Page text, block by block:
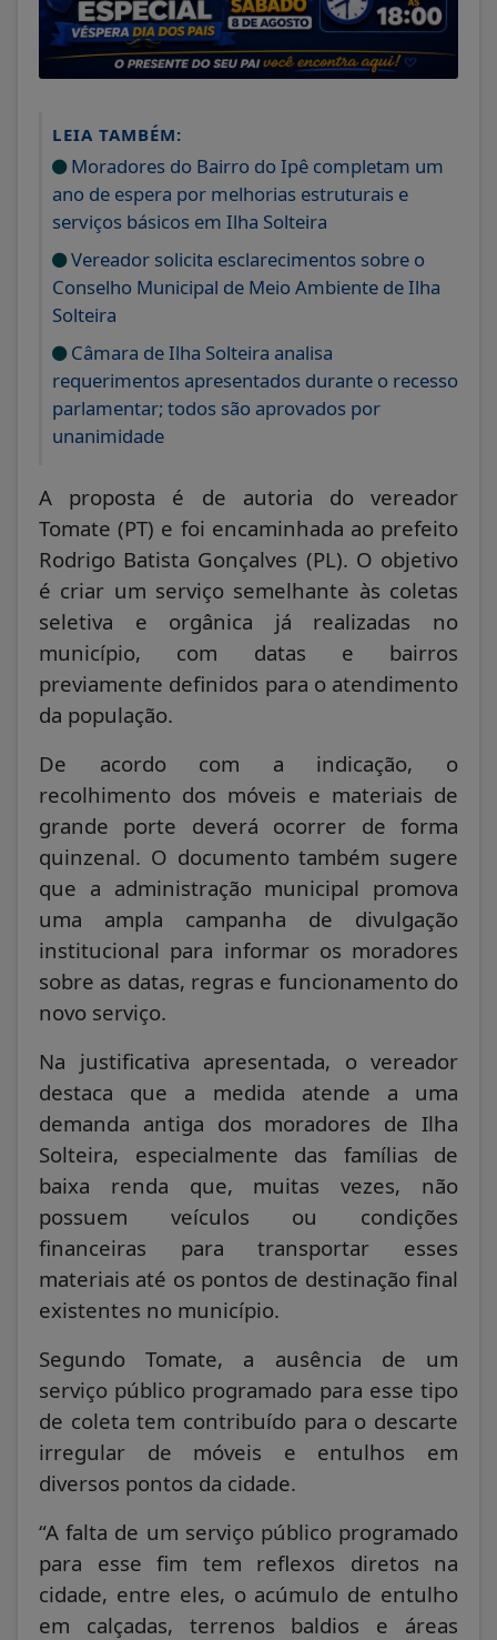
LEIA TAMBÉM:
Moradores do Bairro do Ipê completam um
ano de espera por melhorias estruturais e
serviços básicos em Ilha Solteira
Vereador solicita esclarecimentos sobre o
Conselho Municipal de Meio Ambiente de Ilha
Solteira
Câmara de Ilha Solteira analisa
requerimentos apresentados durante o recesso
parlamentar; todos são aprovados por
unanimidade
A proposta é de autoria do vereador
Tomate (PT) e foi encaminhada ao prefeito
Rodrigo Batista Gonçalves (PL). O objetivo
é criar um serviço semelhante às coletas
seletiva e orgânica já realizadas no
município, com datas e bairros
previamente definidos para o atendimento
da população.
De acordo com a indicação, o
recolhimento dos móveis e materiais de
grande porte deverá ocorrer de forma
quinzenal. O documento também sugere
que a administração municipal promova
uma ampla campanha de divulgação
institucional para informar os moradores
sobre as datas, regras e funcionamento do
novo serviço.
Na justificativa apresentada, o vereador
destaca que a medida atende a uma
demanda antiga dos moradores de Ilha
Solteira, especialmente das famílias de
baixa renda que, muitas vezes, não
possuem veículos ou condições
financeiras para transportar esses
materiais até os pontos de destinação final
existentes no município.
Segundo Tomate, a ausência de um
serviço público programado para esse tipo
de coleta tem contribuído para o descarte
irregular de móveis e entulhos em
diversos pontos da cidade.
“A falta de um serviço público programado
para esse fim tem reflexos diretos na
cidade, entre eles, o acúmulo de entulho
em calçadas, terrenos baldios e áreas